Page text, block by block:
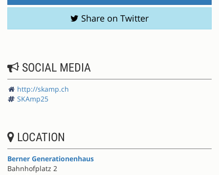
Share on Twitter
SOCIAL MEDIA
http://skamp.ch
SKAmp25
LOCATION
Berner Generationenhaus
Bahnhofplatz 2